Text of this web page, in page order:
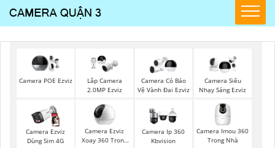
Camera POE Ezviz
Lắp Camera
2.0MP Ezviz
Camera Có Bảo
Vệ Vành Đai Ezviz
Camera Siêu
Nhạy Sáng Ezviz
Camera Ezviz
Dùng Sim 4G
Camera Ezviz
Xoay 360 Trong
Camera Ip 360
Kbvision
Camera Imou 360
Trong Nhà